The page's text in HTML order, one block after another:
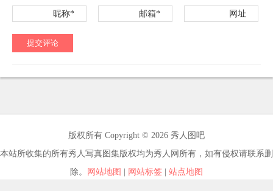
昵称* 邮箱* 网址
提交评论
版权所有 Copyright © 2026 秀人图吧
本站所收集的所有秀人写真图集版权均为秀人网所有，如有侵权请联系删
除。
网站地图 网站标签 站点地图